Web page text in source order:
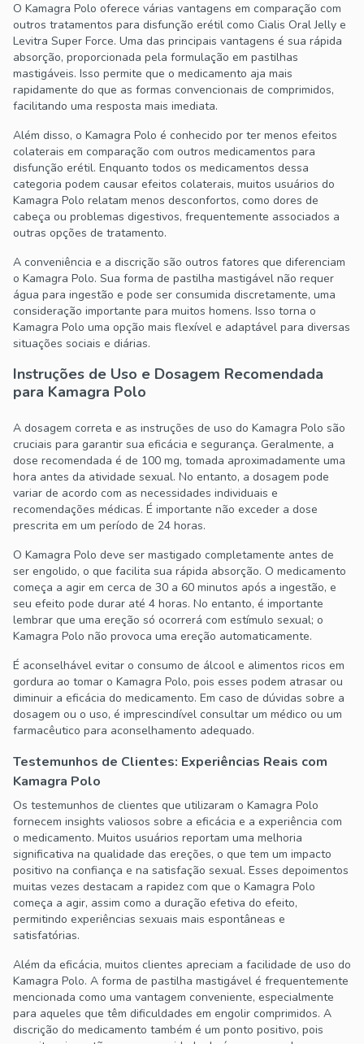
O Kamagra Polo oferece várias vantagens em comparação com
outros tratamentos para disfunção erétil como Cialis Oral Jelly e
Levitra Super Force. Uma das principais vantagens é sua rápida
absorção, proporcionada pela formulação em pastilhas
mastigáveis. Isso permite que o medicamento aja mais
rapidamente do que as formas convencionais de comprimidos,
facilitando uma resposta mais imediata.
Além disso, o Kamagra Polo é conhecido por ter menos efeitos
colaterais em comparação com outros medicamentos para
disfunção erétil. Enquanto todos os medicamentos dessa
categoria podem causar efeitos colaterais, muitos usuários do
Kamagra Polo relatam menos desconfortos, como dores de
cabeça ou problemas digestivos, frequentemente associados a
outras opções de tratamento.
A conveniência e a discrição são outros fatores que diferenciam
o Kamagra Polo. Sua forma de pastilha mastigável não requer
água para ingestão e pode ser consumida discretamente, uma
consideração importante para muitos homens. Isso torna o
Kamagra Polo uma opção mais flexível e adaptável para diversas
situações sociais e diárias.
Instruções de Uso e Dosagem Recomendada
para Kamagra Polo
A dosagem correta e as instruções de uso do Kamagra Polo são
cruciais para garantir sua eficácia e segurança. Geralmente, a
dose recomendada é de 100 mg, tomada aproximadamente uma
hora antes da atividade sexual. No entanto, a dosagem pode
variar de acordo com as necessidades individuais e
recomendações médicas. É importante não exceder a dose
prescrita em um período de 24 horas.
O Kamagra Polo deve ser mastigado completamente antes de
ser engolido, o que facilita sua rápida absorção. O medicamento
começa a agir em cerca de 30 a 60 minutos após a ingestão, e
seu efeito pode durar até 4 horas. No entanto, é importante
lembrar que uma ereção só ocorrerá com estímulo sexual; o
Kamagra Polo não provoca uma ereção automaticamente.
É aconselhável evitar o consumo de álcool e alimentos ricos em
gordura ao tomar o Kamagra Polo, pois esses podem atrasar ou
diminuir a eficácia do medicamento. Em caso de dúvidas sobre a
dosagem ou o uso, é imprescindível consultar um médico ou um
farmacêutico para aconselhamento adequado.
Testemunhos de Clientes: Experiências Reais com
Kamagra Polo
Os testemunhos de clientes que utilizaram o Kamagra Polo
fornecem insights valiosos sobre a eficácia e a experiência com
o medicamento. Muitos usuários reportam uma melhoria
significativa na qualidade das ereções, o que tem um impacto
positivo na confiança e na satisfação sexual. Esses depoimentos
muitas vezes destacam a rapidez com que o Kamagra Polo
começa a agir, assim como a duração efetiva do efeito,
permitindo experiências sexuais mais espontâneas e
satisfatórias.
Além da eficácia, muitos clientes apreciam a facilidade de uso do
Kamagra Polo. A forma de pastilha mastigável é frequentemente
mencionada como uma vantagem conveniente, especialmente
para aqueles que têm dificuldades em engolir comprimidos. A
discrição do medicamento também é um ponto positivo, pois